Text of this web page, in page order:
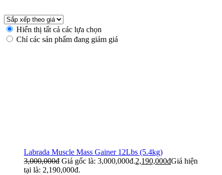
Hiển thị tất cả các lựa chọn
Chỉ các sản phẩm đang giảm giá
Labrada Muscle Mass Gainer 12Lbs (5.4kg)
3,000,000đ Giá gốc là: 3,000,000đ.2,190,000đGiá hiện
tại là: 2,190,000đ.